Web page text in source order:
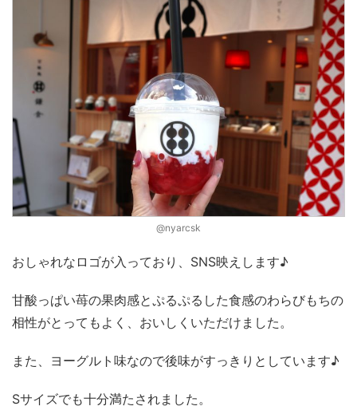
@nyarcsk
おしゃれなロゴが入っており、SNS映えします♪
甘酸っぱい苺の果肉感とぷるぷるした食感のわらびもちの
相性がとってもよく、おいしくいただけました。
また、ヨーグルト味なので後味がすっきりとしています♪
Sサイズでも十分満たされました。